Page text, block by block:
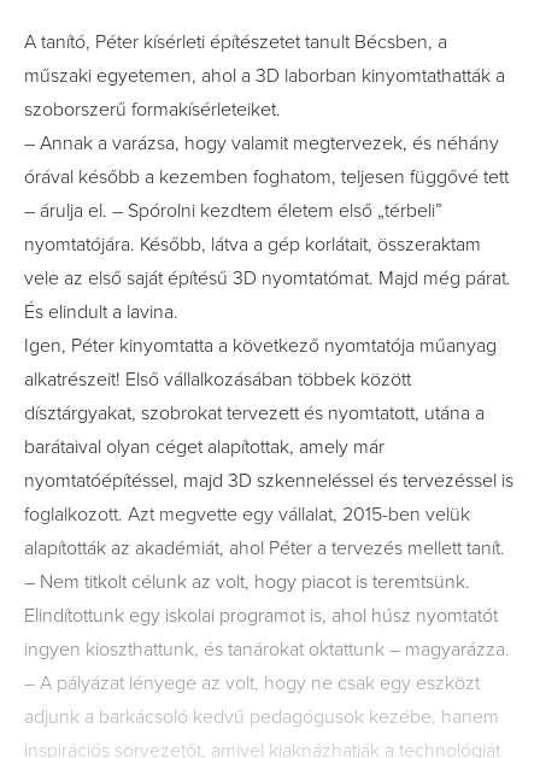
A tanító, Péter kísérleti építészetet tanult Bécsben, a
műszaki egyetemen, ahol a 3D laborban kinyomtathatták a
szoborszerű formakísérleteiket.
– Annak a varázsa, hogy valamit megtervezek, és néhány
órával később a kezemben foghatom, teljesen függővé tett
– árulja el. – Spórolni kezdtem életem első „térbeli”
nyomtatójára. Később, látva a gép korlátait, összeraktam
vele az első saját építésű 3D nyomtatómat. Majd még párat.
És elindult a lavina.
Igen, Péter kinyomtatta a következő nyomtatója műanyag
alkatrészeit! Első vállalkozásában többek között
dísztárgyakat, szobrokat tervezett és nyomtatott, utána a
barátaival olyan céget alapítottak, amely már
nyomtatóépítéssel, majd 3D szkenneléssel és tervezéssel is
foglalkozott. Azt megvette egy vállalat, 2015-ben velük
alapították az akadémiát, ahol Péter a tervezés mellett tanít.
– Nem titkolt célunk az volt, hogy piacot is teremtsünk.
Elindítottunk egy iskolai programot is, ahol húsz nyomtatót
ingyen kioszthattunk, és tanárokat oktattunk – magyarázza.
– A pályázat lényege az volt, hogy ne csak egy eszközt
adjunk a barkácsoló kedvű pedagógusok kezébe, hanem
inspirációs sorvezetőt, amivel kiaknázhatják a technológiát